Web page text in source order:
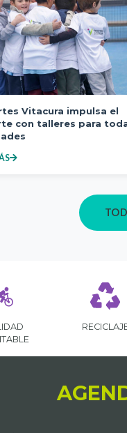
Vitacura impulsa el
con talleres para
DE
GESTIÓN